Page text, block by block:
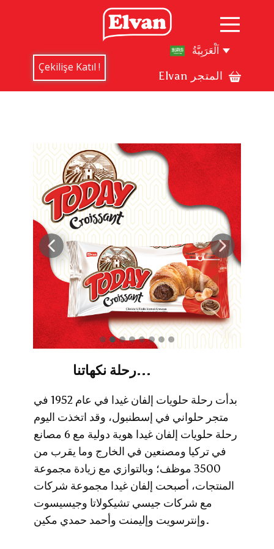
Elvan ​المتجر
Çekilişe Katıl !
​رحلة نكهاتنا...
​بدأت رحلة حلويات إلفان غيدا في عام 1952 في
متجر حلواني في إسطنبول، وقد اتخذت اليوم
رحلة حلويات إلفان غيدا هوية دولية مع 6 مصانع
في تركيا ومصنعين في الخارج وما يقرب من
3500 موظف؛ وبالتوازي مع زيادة مجموعة
المنتجات، أصبحت إلفان غيدا مجموعة شركات
مع شركات جيسي تشيكولاتا وجيسيسوت
وإنترسويت وإليمنت وأحمد حمدي مكين.